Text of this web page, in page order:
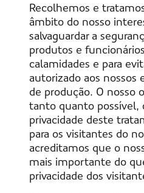
Recolhemos e
âmbito do nosso
salvaguardar a
produtos e
calamidades e para
autorizado aos nossos
de produção. O nosso
tanto quanto possível,
privacidade deste
para os visitantes do
acreditamos que o
mais importante do
privacidade dos